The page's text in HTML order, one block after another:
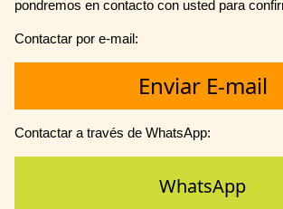
pondremos en contacto con usted para
Contactar por e-mail:
Enviar E-mail
Contactar a través de WhatsApp:
WhatsApp